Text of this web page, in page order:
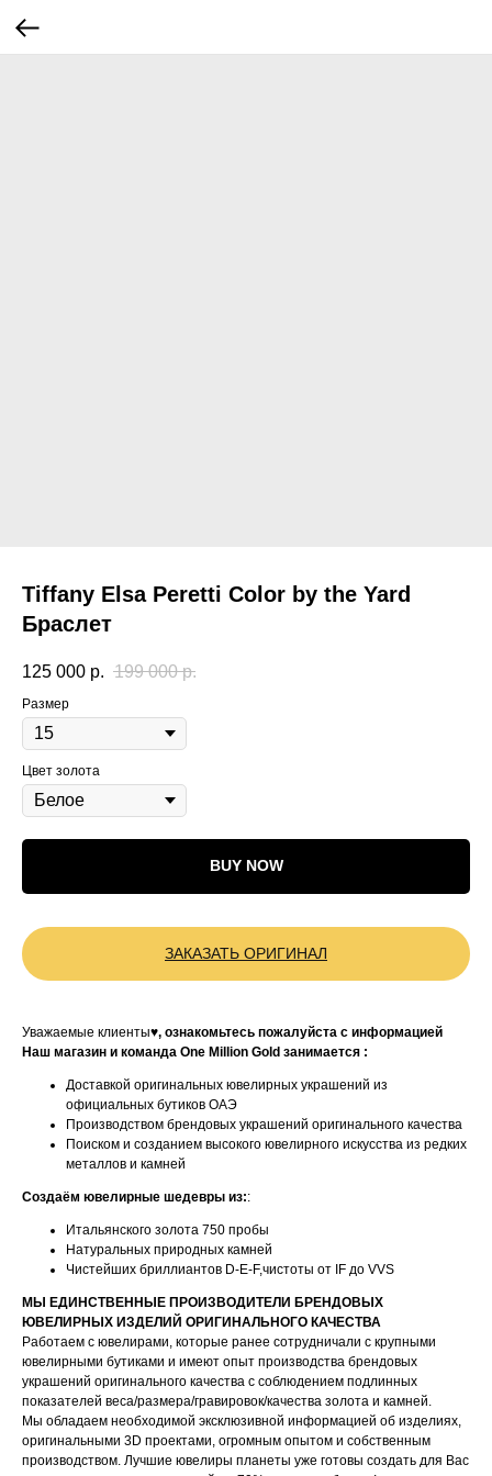
Tiffany Elsa Peretti Color by the Yard
Браслет
125 000 р. 199 000 р.
Размер
Цвет золота
BUY NOW
ЗАКАЗАТЬ ОРИГИНАЛ
Уважаемые клиенты♥, ознакомьтесь пожалуйста с информацией
Наш магазин и команда One Million Gold занимается :
Доставкой оригинальных ювелирных украшений из
официальных бутиков ОАЭ
Производством брендовых украшений оригинального качества
Поиском и созданием высокого ювелирного искусства из редких
металлов и камней
Создаём ювелирные шедевры из::
Итальянского золота 750 пробы
Натуральных природных камней
Чистейших бриллиантов D-E-F,чистоты от IF до VVS
МЫ ЕДИНСТВЕННЫЕ ПРОИЗВОДИТЕЛИ БРЕНДОВЫХ
ЮВЕЛИРНЫХ ИЗДЕЛИЙ ОРИГИНАЛЬНОГО КАЧЕСТВА
Работаем с ювелирами, которые ранее сотрудничали с крупными
ювелирными бутиками и имеют опыт производства брендовых
украшений оригинального качества с соблюдением подлинных
показателей веса/размера/гравировок/качества золота и камней.
Мы обладаем необходимой эксклюзивной информацией об изделиях,
оригинальными 3D проектами, огромным опытом и собственным
производством. Лучшие ювелиры планеты уже готовы создать для Вас